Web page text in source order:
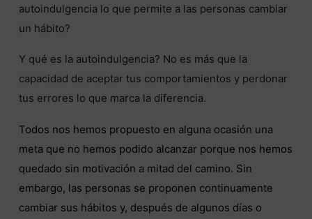
autoindulgencia lo que permite a las personas cambiar
un hábito?
Y qué es la autoindulgencia? No es más que la
capacidad de aceptar tus comportamientos y perdonar
tus errores lo que marca la diferencia.
Todos nos hemos propuesto en alguna ocasión una
meta que no hemos podido alcanzar porque nos hemos
quedado sin motivación a mitad del camino. Sin
embargo, las personas se proponen continuamente
cambiar sus hábitos y, después de algunos días o